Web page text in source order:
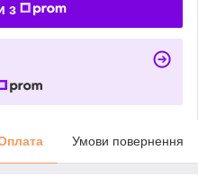
з
Умови повернення